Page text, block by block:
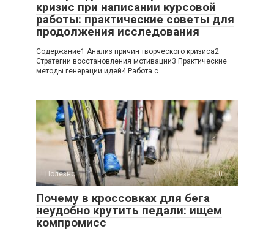
кризис при написании курсовой
работы: практические советы для
продолжения исследования
Содержание1 Анализ причин творческого кризиса2
Стратегии восстановления мотивации3 Практические
методы генерации идей4 Работа с
Полезно 0
Почему в кроссовках для бега
неудобно крутить педали: ищем
компромисс